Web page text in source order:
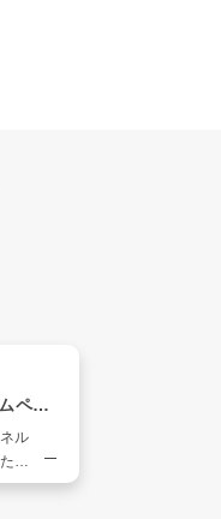
ペー
ル
場